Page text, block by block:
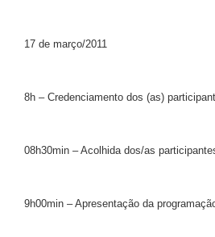
17 de março/2011
8h – Credenciamento dos (as)
08h30min – Acolhida dos/as
9h00min – Apresentação da